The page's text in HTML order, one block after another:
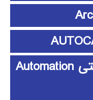
آموزش اتوماسیون صنعتی Automation